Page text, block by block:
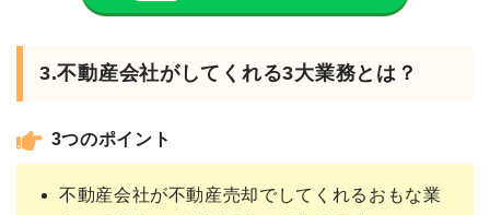
3.不動産会社がしてくれる3大業務とは？
3つのポイント
不動産会社が不動産売却でしてくれるおもな業